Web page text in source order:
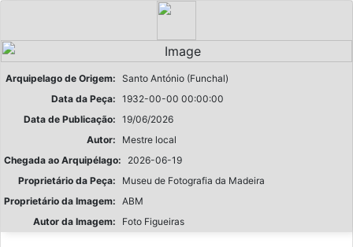
Arquipelago de Origem: Santo António (Funchal)
Data da Peça: 1932-00-00 00:00:00
Data de Publicação: 19/06/2026
Autor:
Mestre local
Chegada ao Arquipélago:
2026-06-19
Proprietário da Peça:
Museu de Fotografia da Madeira
Proprietário da Imagem: ABM
Autor da Imagem:
Foto Figueiras